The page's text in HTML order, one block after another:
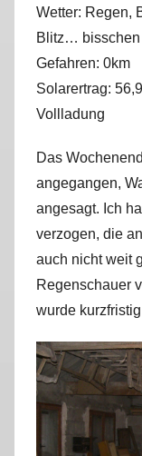
Wetter: Regen,
Blitz… bisschen
Gefahren: 0km
Solarertrag:
Vollladung
Das
angegangen,
angesagt. Ich
verzogen, die
auch nicht weit
Regenschauer
wurde